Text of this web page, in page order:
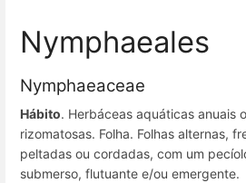
Nymphaeales
Nymphaeaceae
Hábito. Herbáceas aquáticas anuais
rizomatosas. Folha. Folhas alternas,
peltadas ou cordadas, com um
submerso, flutuante e/ou emergente.